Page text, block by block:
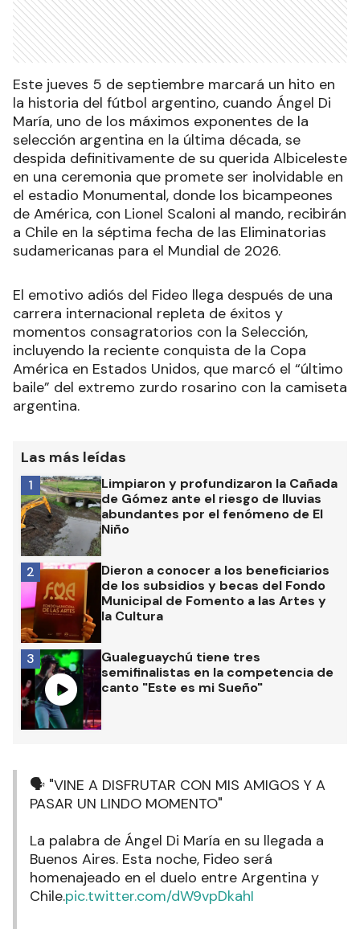
Este jueves 5 de septiembre marcará un hito en
la historia del fútbol argentino, cuando Ángel Di
María, uno de los máximos exponentes de la
selección argentina en la última década, se
despida definitivamente de su querida Albiceleste
en una ceremonia que promete ser inolvidable en
el estadio Monumental, donde los bicampeones
de América, con Lionel Scaloni al mando, recibirán
a Chile en la séptima fecha de las Eliminatorias
sudamericanas para el Mundial de 2026.
El emotivo adiós del Fideo llega después de una
carrera internacional repleta de éxitos y
momentos consagratorios con la Selección,
incluyendo la reciente conquista de la Copa
América en Estados Unidos, que marcó el “último
baile” del extremo zurdo rosarino con la camiseta
argentina.
Las más leídas
Limpiaron y profundizaron la Cañada
de Gómez ante el riesgo de lluvias
abundantes por el fenómeno de El
Niño
1
Dieron a conocer a los beneficiarios
de los subsidios y becas del Fondo
Municipal de Fomento a las Artes y
la Cultura
2
Gualeguaychú tiene tres
semifinalistas en la competencia de
canto "Este es mi Sueño"
3
🗣️ "VINE A DISFRUTAR CON MIS AMIGOS Y A
PASAR UN LINDO MOMENTO"
La palabra de Ángel Di María en su llegada a
Buenos Aires. Esta noche, Fideo será
homenajeado en el duelo entre Argentina y
Chile.pic.twitter.com/dW9vpDkahI